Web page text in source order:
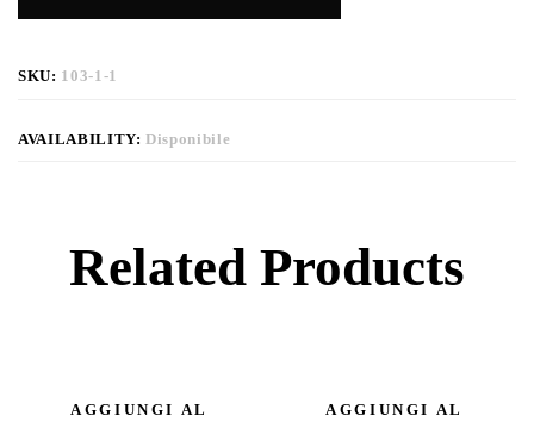
SKU: 103-1-1
AVAILABILITY:Disponibile
Related Products
AGGIUNGI AL
AGGIUNGI AL